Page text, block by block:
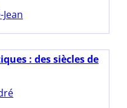
: des siècles de